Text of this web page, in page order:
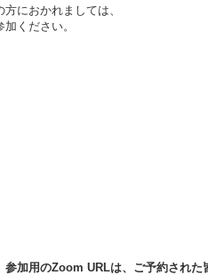
におかれましては、
ください。
加用のZoom URLは、ご予約された